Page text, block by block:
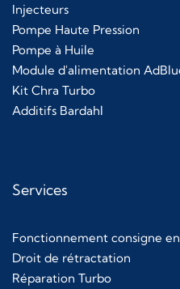
Injecteurs
Pompe Haute Pression
Pompe à Huile
Module d'alimentation
Kit Chra Turbo
Additifs Bardahl
Services
Fonctionnement consigne
Droit de rétractation
Réparation Turbo